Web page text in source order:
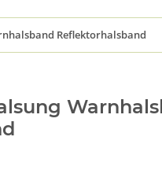
Reflektorhalsband